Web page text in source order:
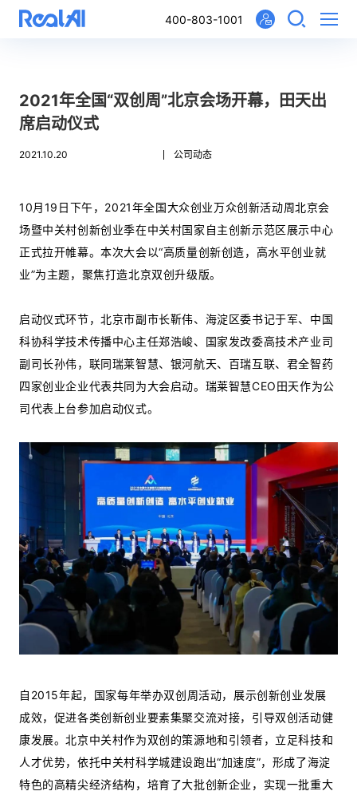
400-803-1001
2021年全国“双创周”北京会场开幕，田天出
席启动仪式
2021.10.20 公司动态
10月19日下午，2021年全国大众创业万众创新活动周北京会
场暨中关村创新创业季在中关村国家自主创新示范区展示中心
正式拉开帷幕。本次大会以“高质量创新创造，高水平创业就
业”为主题，聚焦打造北京双创升级版。
启动仪式环节，北京市副市长靳伟、海淀区委书记于军、中国
科协科学技术传播中心主任郑浩峻、国家发改委高技术产业司
副司长孙伟，联同瑞莱智慧、银河航天、百瑞互联、君全智药
四家创业企业代表共同为大会启动。瑞莱智慧CEO田天作为公
司代表上台参加启动仪式。
自2015年起，国家每年举办双创周活动，展示创新创业发展
成效，促进各类创新创业要素集聚交流对接，引导双创活动健
康发展。北京中关村作为双创的策源地和引领者，立足科技和
人才优势，依托中关村科学城建设跑出“加速度”，形成了海淀
特色的高精尖经济结构，培育了大批创新企业，实现一批重大